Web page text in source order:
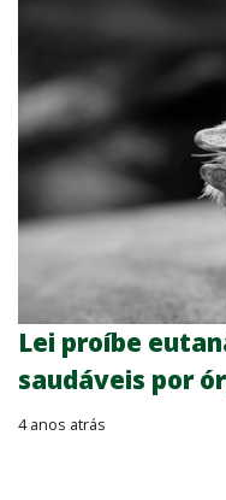
Lei proíbe
saudáveis por
4 anos atrás